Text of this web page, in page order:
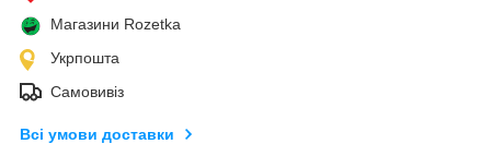
Магазини Rozetka
Укрпошта
Самовивіз
Всі умови доставки